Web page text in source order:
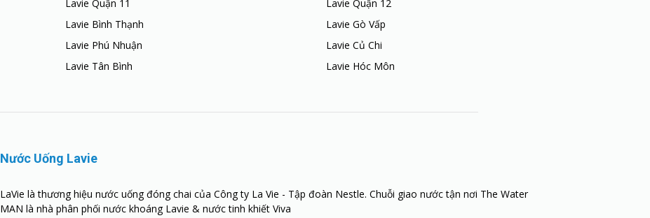
Lavie Quận 11
Lavie Bình Thạnh
Lavie Phú Nhuận
Lavie Tân Bình
Lavie Quận 12
Lavie Gò Vấp
Lavie Củ Chi
Lavie Hóc Môn
Nước Uống Lavie
LaVie là thương hiệu nước uống đóng chai của Công ty La Vie - Tập đoàn Nestle. Chuỗi giao nước tận nơi The Water
MAN là nhà phân phối nước khoáng Lavie & nước tinh khiết Viva